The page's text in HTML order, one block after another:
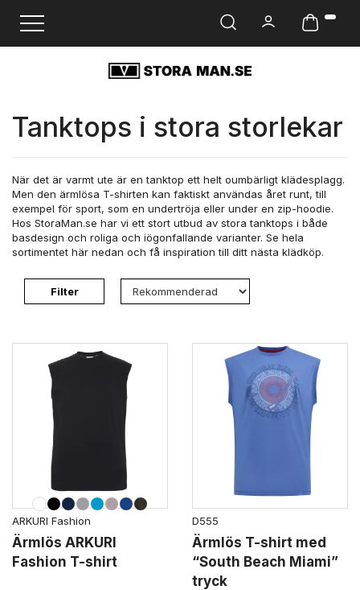
Ändra navigering
Tanktops i stora storlekar
När det är varmt ute är en tanktop ett helt oumbärligt klädesplagg.
Men den ärmlösa T-shirten kan faktiskt användas året runt, till
exempel för sport, som en undertröja eller under en zip-hoodie.
Hos StoraMan.se har vi ett stort utbud av stora tanktops i både
basdesign och roliga och iögonfallande varianter. Se hela
sortimentet här nedan och få inspiration till ditt nästa klädköp.
Filter
ARKURI Fashion
Ärmlös ARKURI
Fashion T-shirt
D555
Ärmlös T-shirt med
“South Beach Miami”
tryck